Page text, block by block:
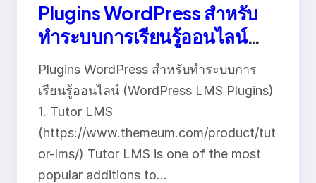
Plugins WordPress สำหรับ
ทำระบบการเรียนรู้ออนไลน์
(WordPress LMS Plugins)
Plugins WordPress สำหรับทำระบบการ
เรียนรู้ออนไลน์ (WordPress LMS Plugins)
1. Tutor LMS
(https://www.themeum.com/product/tut
or-lms/) Tutor LMS is one of the most
popular additions to…